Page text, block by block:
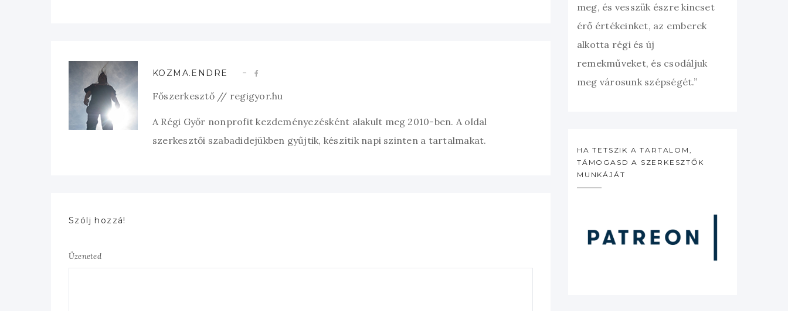
KOZMA.ENDRE
Főszerkesztő // regigyor.hu
A Régi Győr nonprofit kezdeményezésként alakult meg 2010-ben. A oldal
szerkesztői szabadidejükben gyűjtik, készítik napi szinten a tartalmakat.
Szólj hozzá!
Üzeneted
meg, és vesszük észre kincset
érő értékeinket, az emberek
alkotta régi és új
remekműveket, és csodáljuk
meg városunk szépségét.”
HA TETSZIK A TARTALOM,
TÁMOGASD A SZERKESZTŐK
MUNKÁJÁT